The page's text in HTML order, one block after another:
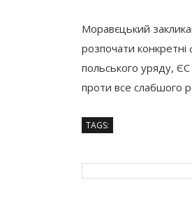
Моравєцький
розпочати конкретні
польського уряду, ЄС
проти все слабшого
TAGS: